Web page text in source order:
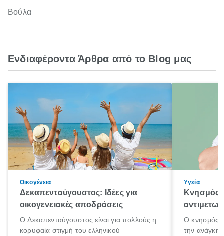
Βούλα
Ενδιαφέροντα Άρθρα από το Blog μας
Οικογένεια
Δεκαπενταύγουστος: Ιδέες για
οικογενειακές αποδράσεις
Ο Δεκαπενταύγουστος είναι για πολλούς η
κορυφαία στιγμή του ελληνικού
Υγεία
Κνησμός:
Ο κνησμός
την ανάγκη